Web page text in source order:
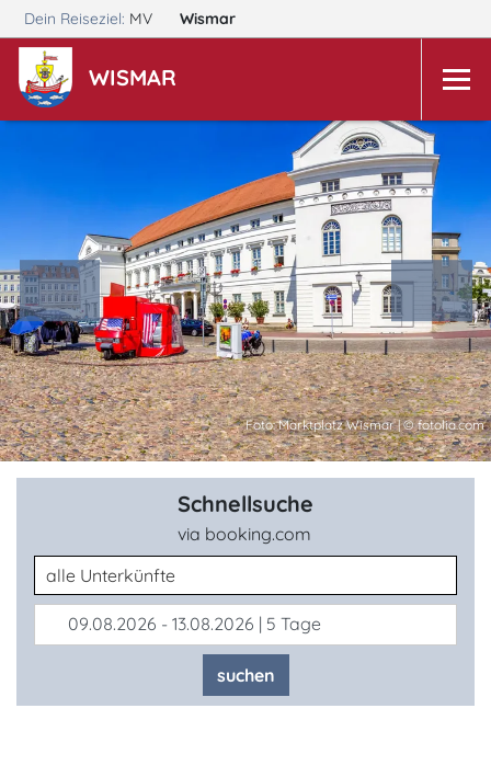
Dein Reiseziel: MV Wismar
WISMAR
Foto: Marktplatz Wismar | © fotolia.com
Schnellsuche
via booking.com
Unterkunftsart
09.08.2026 - 13.08.2026 | 5 Tage
suchen